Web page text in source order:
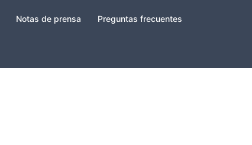
Notas de prensa
Preguntas frecuentes